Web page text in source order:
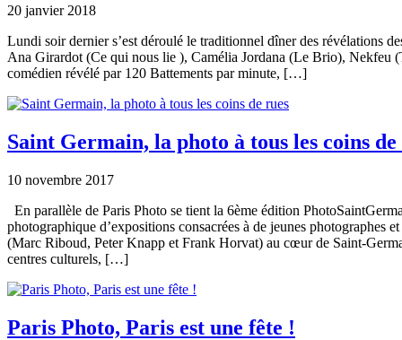
20 janvier 2018
Lundi soir dernier s’est déroulé le traditionnel dîner des révélations
Ana Girardot (Ce qui nous lie ), Camélia Jordana (Le Brio), Nekfeu
comédien révélé par 120 Battements par minute, […]
Saint Germain, la photo à tous les coins de
10 novembre 2017
En parallèle de Paris Photo se tient la 6ème édition
photographique d’expositions consacrées à de jeunes photographes
(Marc Riboud, Peter Knapp et Frank Horvat) au cœur de Saint-
centres culturels, […]
Paris Photo, Paris est une fête !